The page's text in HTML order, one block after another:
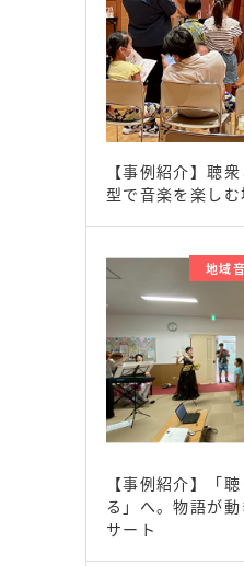
【事例紹介】聴
型で音楽を楽し
地域
【事例紹介】「
る」へ。物語が
サート